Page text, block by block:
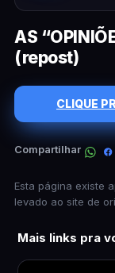
AS
(repost)
CLIQUE
Compartilhar
Esta página existe
levado ao site de
Mais links pra